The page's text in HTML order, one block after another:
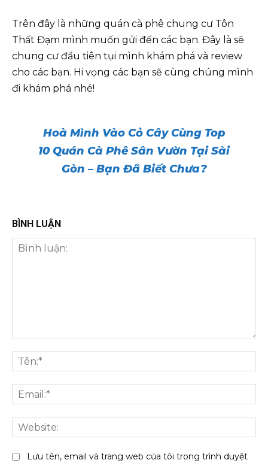
Trên đây là những quán cà phê chung cư Tôn
Thất Đạm mình muốn gửi đến các bạn. Đây là sẽ
chung cư đầu tiên tụi mình khám phá và review
cho các bạn. Hi vọng các bạn sẽ cùng chúng mình
đi khám phá nhé!
Hoà Mình Vào Cỏ Cây Cùng Top
10 Quán Cà Phê Sân Vườn Tại Sài
Gòn – Bạn Đã Biết Chưa?
BÌNH LUẬN
luận:
Lưu tên, email và trang web của tôi trong trình duyệt